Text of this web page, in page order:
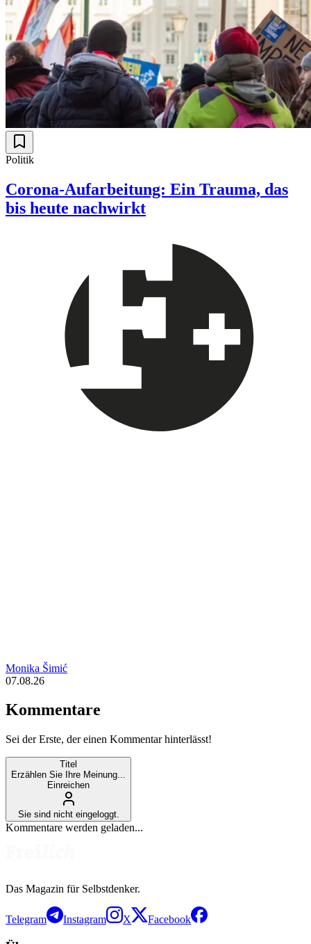
Politik
Corona-Aufarbeitung: Ein Trauma, das
bis heute nachwirkt
Monika Šimić
07.08.26
Kommentare
Sei der Erste, der einen Kommentar hinterlässt!
Titel
Erzählen Sie Ihre Meinung...
Einreichen
Sie sind nicht eingeloggt.
Kommentare werden geladen...
Das Magazin für Selbstdenker.
Telegram Instagram X Facebook